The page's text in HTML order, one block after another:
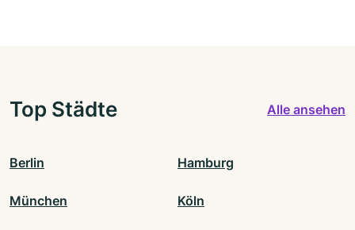
Top Städte Alle ansehen
Berlin Hamburg
München Köln